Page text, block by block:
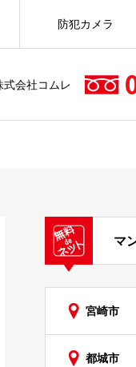
会社コムレ
防犯カメラ
マ
宮崎市
都城市